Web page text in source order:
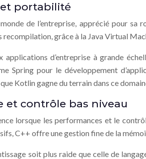
et portabilité
de l’entreprise, apprécié pour
grâce à la Java Virtual
applications d’entreprise à grande
Spring pour le développement
Kotlin gagne du terrain dans ce
et contrôle bas niveau
lorsque les performances et le
C++ offre une gestion fine de la
soit plus raide que celle de